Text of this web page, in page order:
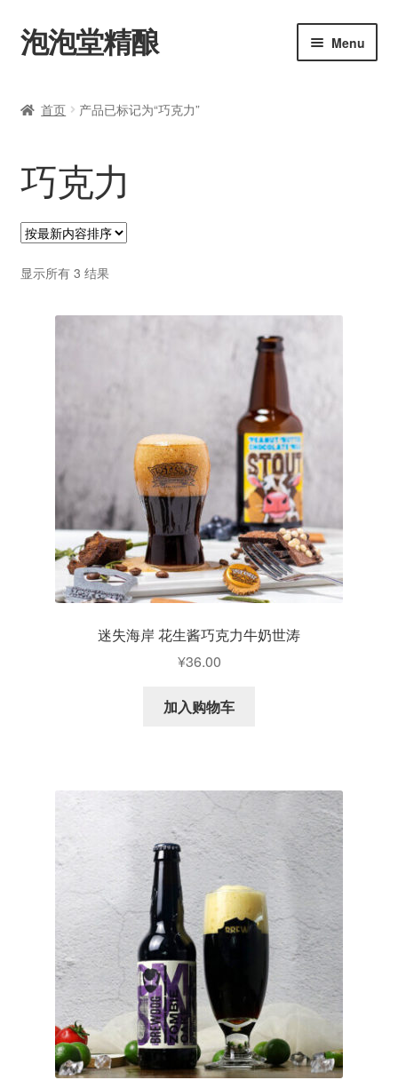
Skip
to
Skip
to
泡泡堂精酿 Menu
艾尔
拉格
修道院啤酒
美式啤酒
精酿鲜啤
其他分类
首页 产品已标记为“巧克力”
巧克力
显示所有 3 结果按
新
迷失海岸 花生酱巧克力牛奶世涛
¥36.00
加入购物车